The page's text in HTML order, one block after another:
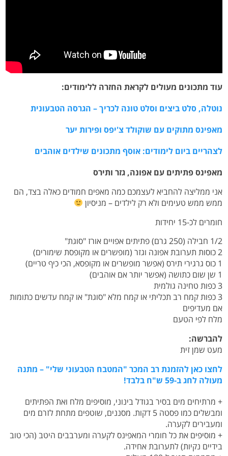
עוד מתכונים מעולים לקראת החזרה ללימודים:
נוטלה, סלט ביצים וסלט טונה לכריך – הגרסה הטבעונית
מאפינס מתוקים עם שוקולד צ'יפס ופירות יער
לצהריים ביום לימודים: אוסף מתכונים שילדים אוהבים
מאפינס פתיתים עם אפונה, גזר ותירס
אני ממליצה להחביא לעצמכם כמה מאפים חמודים כאלה בצד, הם
ממש ממש טעימים ולא רק לילדים – מניסיון
חומרים לכ-15 יחידות
1/2 חבילה (250 גרם) פתיתים אפויים אורז "סוגת"
2 כוסות תערובת אפונה וגזר (מופשרים או מקופסת שימורים)
1 כוס גרגירי תירס (אפשר מופשרים או מקופסא, הכי כיף טריים)
1 שן שום כתושה (אפשר יותר אם אוהבים)
3 כפות טחינה גולמית
3 כפות קמח רב תכליתי או קמח מלא "סוגת" או קמח עדשים כתומות
אם מעדיפים
מלח לפי הטעם
להברשה:
מעט שמן זית
לחצו כאן להזמנת רב המכר "המטבח הטבעוני שלי" – מתנה
מעולה לחג ב-59 ש"ח בלבד!
+ מרתיחים מים בסיר בגודל בינוני, מוסיפים מלח ואת הפתיתים
ומבשלים כמו פסטה 5 דקות. מסננים, שוטפים מתחת לזרם מים
ומעבירים לקערה.
+ מוסיפים את כל חומרי המאפינס לקערה ומערבבים היטב (הכי טוב
בידיים נקיות) לתערובת אחידה.